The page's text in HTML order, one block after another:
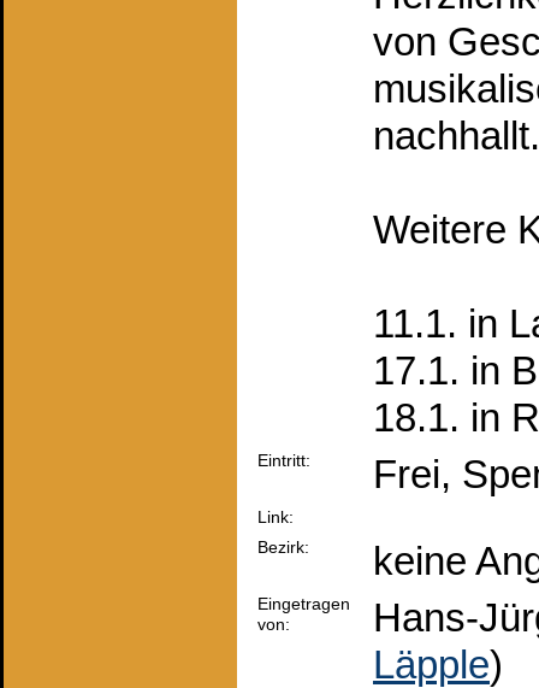
von
Weitere
11.1. in
17.1. in
18.1. in
Eintritt: Frei,
Link:
Bezirk:
keine
Eingetragen
von:
Hans-
Läpple)